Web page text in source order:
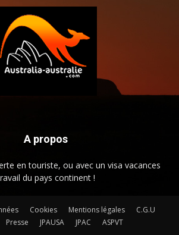
A propos
en touriste, ou avec un visa vacances
du pays continent !
Cookies Mentions légales
C.G.U
Presse JPAUSA JPAC ASPVT